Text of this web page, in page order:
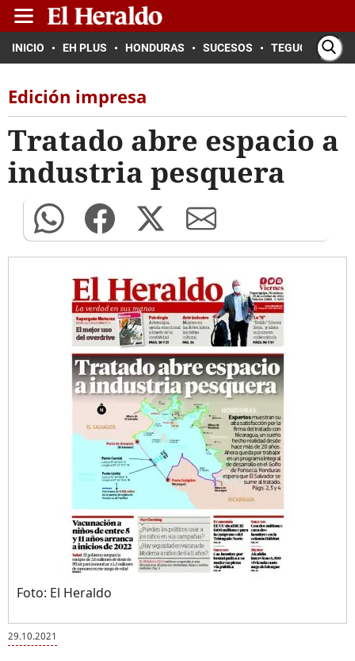
INICIO EH PLUS HONDURAS SUCESOS TEGUCIGALPA
Edición impresa
Tratado abre espacio a
industria pesquera
Foto: El Heraldo
29.10.2021